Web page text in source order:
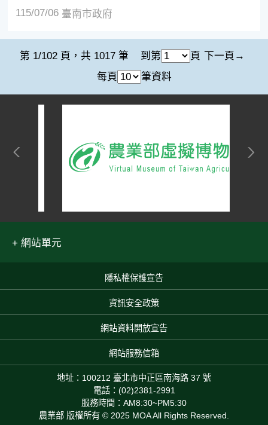
115/07/06 臺南市政府
第 1/102 頁，共 1017 筆 到第 頁 下一頁
每頁
筆資料
網站單元
隱私權保護宣告
資訊安全政策
網站資料開放宣告
網站服務信箱
地址：100212 臺北市中正區南海路 37 號
電話：(02)2381-2991
服務時間：AM8:30~PM5:30
農業部 版權所有 © 2025 MOA All Rights Reserved.